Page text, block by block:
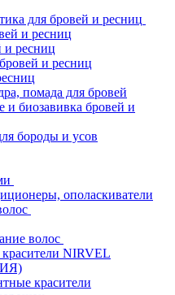
для бровей и ресниц
и ресниц
и ресниц
и ресниц
помада для бровей
и биозавивка бровей и
бороды и усов
ополаскиватели
волос
NIRVEL
красители